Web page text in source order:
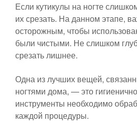
Если кутикулы на ногте
их срезать. На данном этапе,
осторожным, чтобы
были чистыми. Не слишком
срезать лишнее.
Одна из лучших вещей,
ногтями дома, — это
инструменты необходимо
каждой процедуры.